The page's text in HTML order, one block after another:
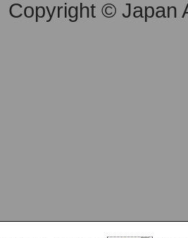
Copyright © Japan